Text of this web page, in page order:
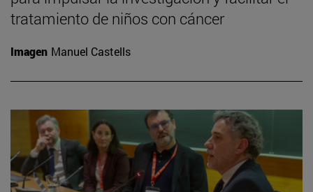
tratamiento de niños con cáncer
Imagen Manuel Castells